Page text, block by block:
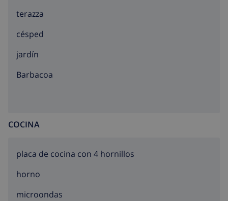
terazza
césped
jardín
barbacoa
COCINA
placa de cocina con 4 hornillos
horno
microondas